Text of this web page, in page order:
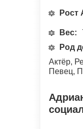
Рост
Вес:
Род
Актёр,
Певец,